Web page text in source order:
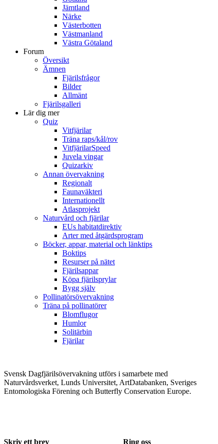
Jämtland
Närke
Västerbotten
Västmanland
Västra Götaland
Forum
Översikt
Ämnen
Fjärilsfrågor
Bilder
Allmänt
Fjärilsgalleri
Lär dig mer
Quiz
Vitfjärilar
Träna raps/kål/rov
VitfjärilarSpeed
Juvela vingar
Quizarkiv
Annan övervakning
Regionalt
Faunaväkteri
Internationellt
Atlasprojekt
Naturvård och fjärilar
EUs habitatdirektiv
Arter med åtgärdsprogram
Böcker, appar, material och länktips
Boktips
Resurser på nätet
Fjärilsappar
Köpa fjärilsprylar
Bygg själv
Pollinatörsövervakning
Träna på pollinatörer
Blomflugor
Humlor
Solitärbin
Fjärilar
Svensk Dagfjärilsövervakning utförs i samarbete med
Naturvårdsverket, Lunds Universitet, ArtDatabanken, Sveriges
Entomologiska Förening och Butterfly Conservation Europe.
Skriv ett brev Ring oss